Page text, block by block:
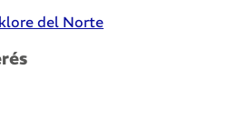
del Norte